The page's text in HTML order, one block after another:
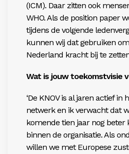
(ICM). Daar zitten ook
WHO. Als de position paper
tijdens de volgende
kunnen wij dat gebruiken
Nederland kracht bij te
Wat is jouw toekomstvisie
‘De KNOV is al jaren actief in
netwerk en ik verwacht dat
komende tien jaar nog
binnen de organisatie. Als
willen we met Europese